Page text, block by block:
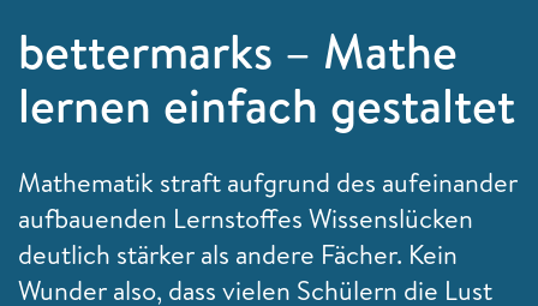
bettermarks – Mathe
lernen einfach gestaltet
Mathematik straft aufgrund des aufeinander
aufbauenden Lernstoffes Wissenslücken
deutlich stärker als andere Fächer. Kein
Wunder also, dass vielen Schülern die Lust